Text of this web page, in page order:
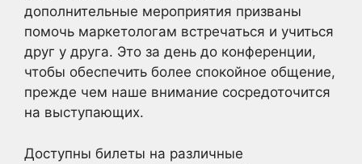
дополнительные мероприятия призваны
помочь маркетологам встречаться и учиться
друг у друга. Это за день до конференции,
чтобы обеспечить более спокойное общение,
прежде чем наше внимание сосредоточится
на выступающих.
Доступны билеты на различные